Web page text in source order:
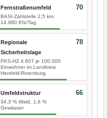
Fernstraßenumfeld
BASt-Zählstelle 2,5 km,
14.980 Kfz/Tag
70
Regionale
Sicherheitslage
PKS-HZ 4.607 je 100.000
Einwohner im Landkreis
Hersfeld-Rotenburg
78
Umfeldstruktur
34,3 % Wald, 1,6 %
Gewässer
66